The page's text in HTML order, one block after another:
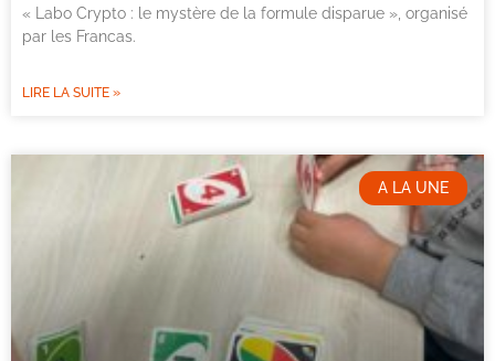
« Labo Crypto : le mystère de la formule disparue », organisé
par les Francas.
LIRE LA SUITE »
A LA UNE